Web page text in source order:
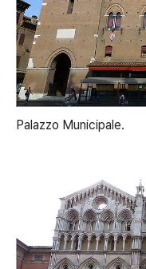
Palazzo Municipale.